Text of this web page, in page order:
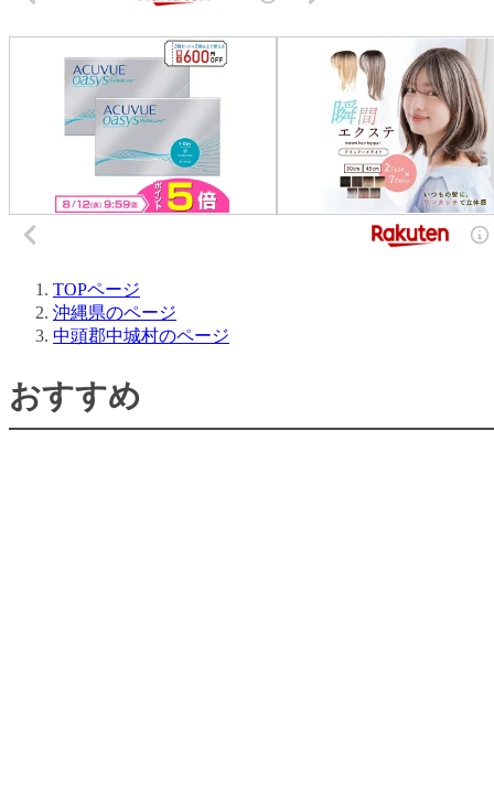
TOPページ
沖縄県のページ
中頭郡中城村のページ
おすすめ